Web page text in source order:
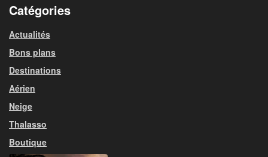
Catégories
Actualités
Bons plans
Destinations
Aérien
Neige
Thalasso
Boutique